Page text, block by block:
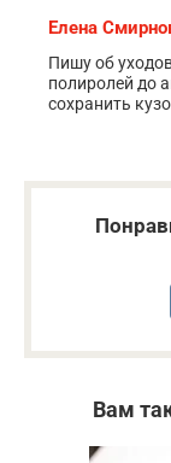
Елена
Пишу об
полиролей до
сохранить
Вам